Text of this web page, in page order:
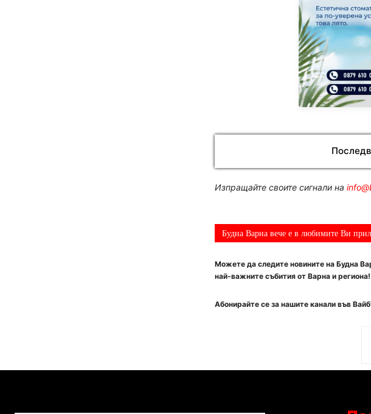
Изпращайте своите сигнали на
Будна Варна вече е в любимите Ви
Можете да следите новините на Будна
най-важните събития от Варна и региона!
Абонирайте се за нашите канали във